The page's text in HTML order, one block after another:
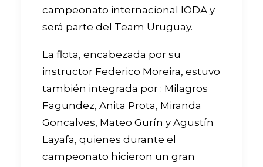
campeonato internacional IODA y
será parte del Team Uruguay.
La flota, encabezada por su
instructor Federico Moreira, estuvo
también integrada por : Milagros
Fagundez, Anita Prota, Miranda
Goncalves, Mateo Gurín y Agustín
Layafa, quienes durante el
campeonato hicieron un gran